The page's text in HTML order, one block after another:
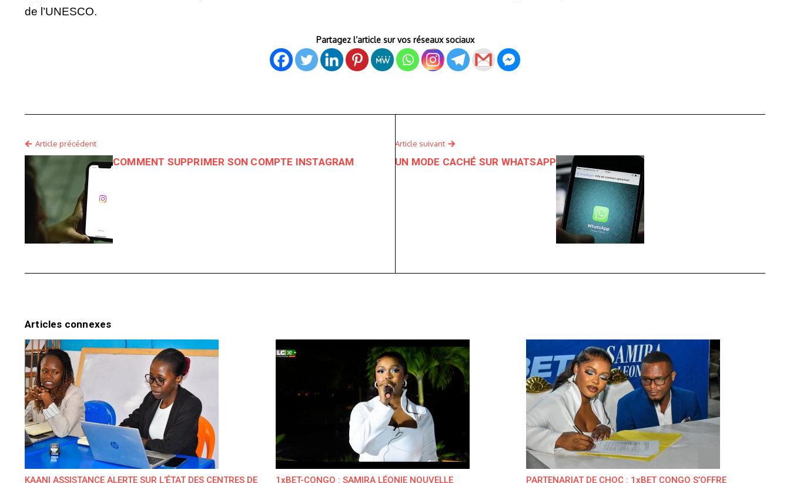
de l’UNESCO.
Partagez l’article sur vos réseaux sociaux
Article précédent
COMMENT SUPPRIMER SON COMPTE INSTAGRAM
Article suivant
UN MODE CACHÉ SUR WHATSAPP
Articles connexes
KAANI ASSISTANCE ALERTE SUR L’ÉTAT DES CENTRES DE
1xBET-CONGO : SAMIRA LÉONIE NOUVELLE
PARTENARIAT DE CHOC : 1xBET CONGO S’OFFRE